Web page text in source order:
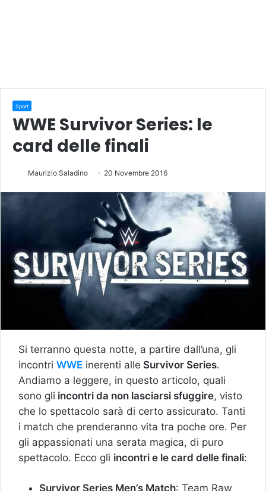
Sport
WWE Survivor Series: le
card delle finali
Maurizio Saladino 20 Novembre 2016
Si terranno questa notte, a partire dall’una, gli
incontri WWE inerenti alle Survivor Series.
Andiamo a leggere, in questo articolo, quali
sono gli incontri da non lasciarsi sfuggire, visto
che lo spettacolo sarà di certo assicurato. Tanti
i match che prenderanno vita tra poche ore. Per
gli appassionati una serata magica, di puro
spettacolo. Ecco gli incontri e le card delle finali:
Survivor Series Men’s Match: Team Raw